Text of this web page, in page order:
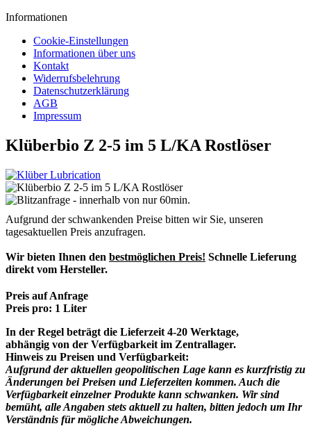
Informationen
Cookie-Einstellungen
Informationen über uns
Kontakt
Widerrufsbelehrung
Datenschutzerklärung
AGB
Impressum
Klüberbio Z 2-5 im 5 L/KA Rostlöser
Aufgrund der schwankenden Preise bitten wir Sie, unseren
tagesaktuellen Preis anzufragen.
Wir bieten Ihnen den bestmöglichen Preis! Schnelle Lieferung
direkt vom Hersteller.
Preis auf Anfrage
Preis pro: 1 Liter
In der Regel beträgt die Lieferzeit 4-20 Werktage,
abhängig von der Verfügbarkeit im Zentrallager.
Hinweis zu Preisen und Verfügbarkeit:
Aufgrund der aktuellen geopolitischen Lage kann es kurzfristig zu
Änderungen bei Preisen und Lieferzeiten kommen. Auch die
Verfügbarkeit einzelner Produkte kann schwanken. Wir sind
bemüht, alle Angaben stets aktuell zu halten, bitten jedoch um Ihr
Verständnis für mögliche Abweichungen.